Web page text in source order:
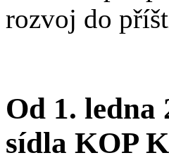
rozvoj do
Od 1. ledna
sídla KOP